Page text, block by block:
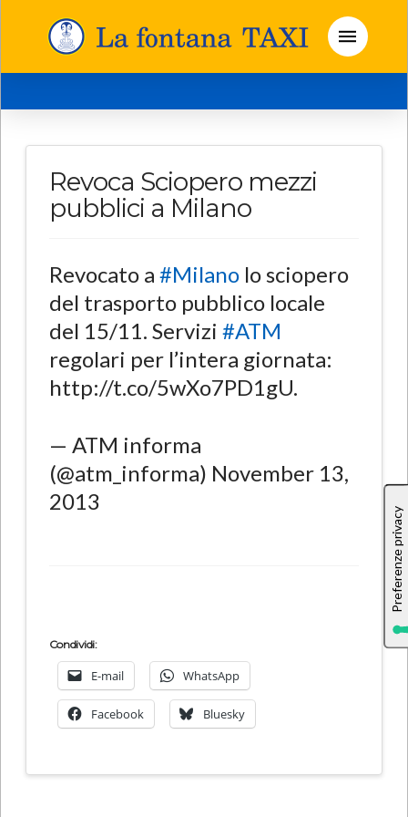
Revoca Sciopero mezzi
pubblici a Milano
Revocato a #Milanolo sciopero
del trasporto pubblico locale
del 15/11. Servizi #ATM
regolari per l’intera giornata:
http://t.co/5wXo7PD1gU.
— ATM informa
(@atm_informa) November 13,
2013
Condividi:
E-mail WhatsApp
Facebook Bluesky